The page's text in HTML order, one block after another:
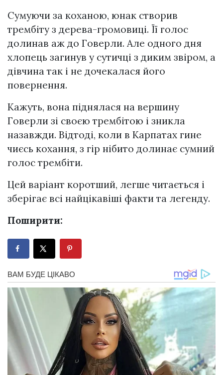
Сумуючи за коханою, юнак створив
трембіту з дерева-громовиці. Її голос
долинав аж до Говерли. Але одного дня
хлопець загинув у сутичці з диким звіром, а
дівчина так і не дочекалася його
повернення.
Кажуть, вона піднялася на вершину
Говерли зі своєю трембітою і зникла
назавжди. Відтоді, коли в Карпатах гине
чиєсь кохання, з гір нібито долинає сумний
голос трембіти.
Цей варіант коротший, легше читається і
зберігає всі найцікавіші факти та легенду.
Поширити: